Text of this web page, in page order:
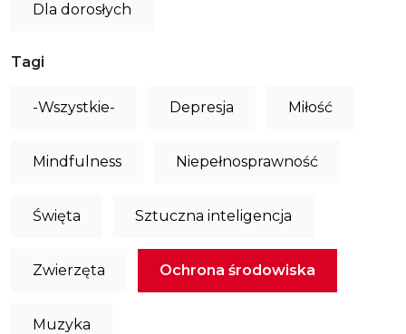
Dla dorosłych
Tagi
-Wszystkie- Depresja Miłość
Mindfulness Niepełnosprawność
Święta Sztuczna inteligencja
Zwierzęta Ochrona środowiska
Muzyka